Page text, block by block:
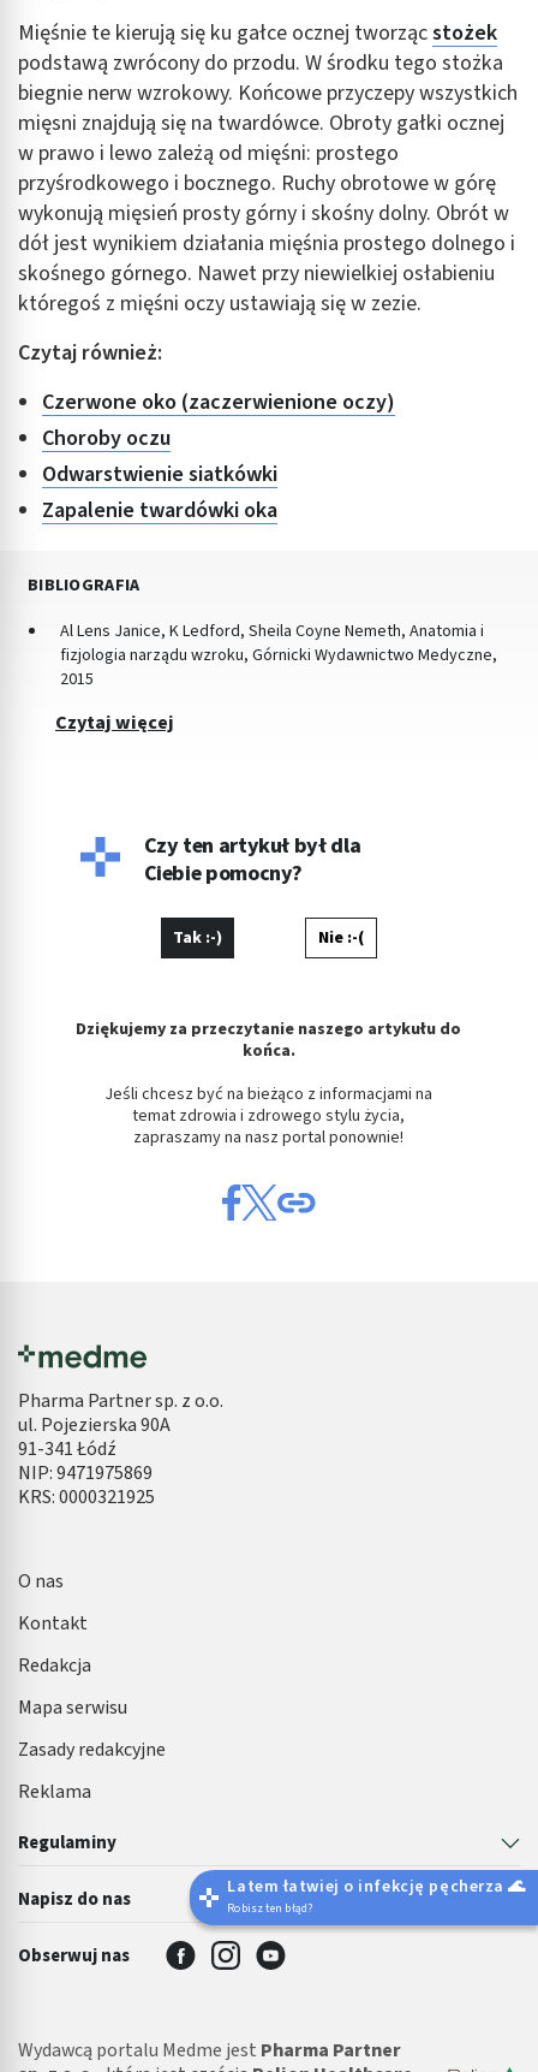
Mięśnie te kierują się ku gałce ocznej tworzącstożek
podstawą zwrócony do przodu. W środku tego stożka
biegnie nerw wzrokowy. Końcowe przyczepy wszystkich
mięsni znajdują się na twardówce. Obroty gałki ocznej
w prawo i lewo zależą od mięśni: prostego
przyśrodkowego i bocznego. Ruchy obrotowe w górę
wykonują mięsień prosty górny i skośny dolny. Obrót w
dół jest wynikiem działania mięśnia prostego dolnego i
skośnego górnego. Nawet przy niewielkiej osłabieniu
któregoś z mięśni oczy ustawiają się w zezie.
Czytaj również:
Czerwone oko (zaczerwienione oczy)
Choroby oczu
Odwarstwienie siatkówki
Zapalenie twardówki oka
BIBLIOGRAFIA
Al Lens Janice, K Ledford, Sheila Coyne Nemeth, Anatomia i
fizjologia narządu wzroku, Górnicki Wydawnictwo Medyczne,
2015
Czytaj więcej
Czy ten artykuł był dla
Ciebie pomocny?
Tak :-) Nie :-(
Dziękujemy za przeczytanie naszego artykułu do
końca.
Jeśli chcesz być na bieżąco z informacjami na
temat zdrowia i zdrowego stylu życia,
zapraszamy na nasz portal ponownie!
Pharma Partner sp. z o.o.
ul. Pojezierska 90A
91-341 Łódź
NIP: 9471975869
KRS: 0000321925
Regulaminy
Napisz do nas
O nas
Kontakt
Redakcja
Mapa serwisu
Zasady redakcyjne
Reklama
Obserwuj nas
Wydawcą portalu Medme jest Pharma Partner
Latem łatwiej o infekcję pęcherza 🌊
Robisz ten błąd?